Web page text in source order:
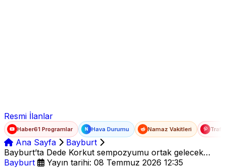
Resmi İlanlar
Haber61 Programlar N Hava Durumu Namaz Vakitleri
Ana Sayfa
Bayburt
Bayburt’ta Dede Korkut sempozyumu ortak gelecek
mesajıyla başladı
Bayburt Yayın tarihi: 08 Temmuz 2026 12:35